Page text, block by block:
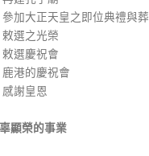
加大正天皇之即位典禮與
選之光榮
選慶祝會
的慶祝會
謝皇恩
顯榮的事業